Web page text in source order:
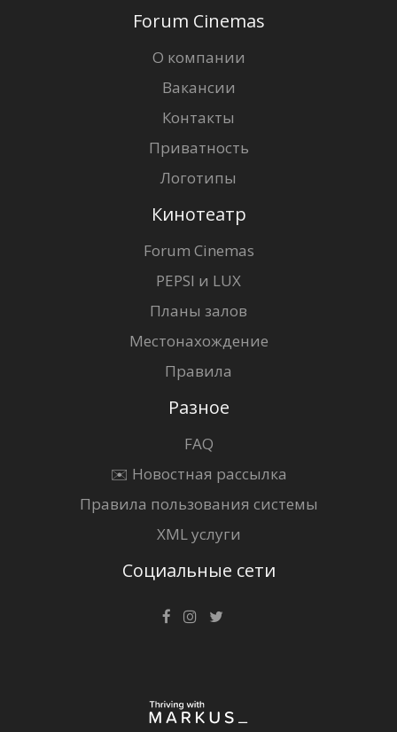
Forum Cinemas
О компании
Вакансии
Контакты
Приватность
Логотипы
Кинотеатр
Forum Cinemas
PEPSI и LUX
Планы залов
Местонахождение
Правила
Разное
FAQ
✉️ Новостная рассылка
Правила пользования системы
XML услуги
Социальные сети